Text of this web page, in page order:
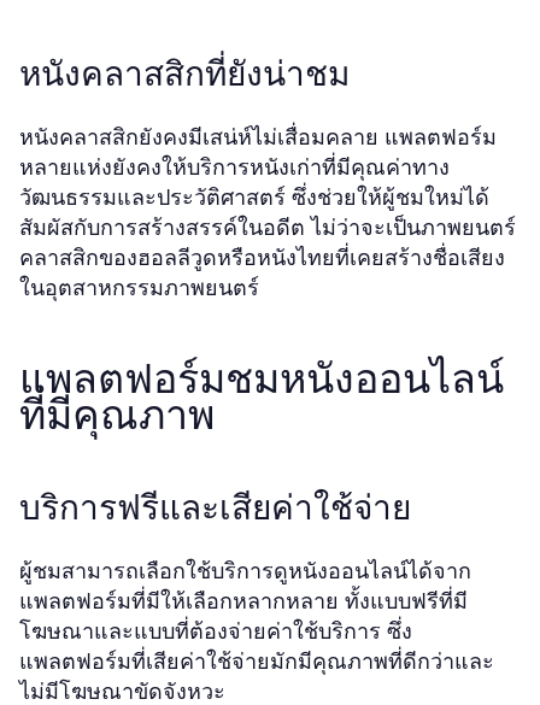
หนังคลาสสิกที่ยังน่าชม
หนังคลาสสิกยังคงมีเสน่ห์ไม่เสื่อมคลาย แพลตฟอร์ม
หลายแห่งยังคงให้บริการหนังเก่าที่มีคุณค่าทาง
วัฒนธรรมและประวัติศาสตร์ ซึ่งช่วยให้ผู้ชมใหม่ได้
สัมผัสกับการสร้างสรรค์ในอดีต ไม่ว่าจะเป็นภาพยนตร์
คลาสสิกของฮอลลีวูดหรือหนังไทยที่เคยสร้างชื่อเสียง
ในอุตสาหกรรมภาพยนตร์
แพลตฟอร์มชมหนังออนไลน์
ที่มีคุณภาพ
บริการฟรีและเสียค่าใช้จ่าย
ผู้ชมสามารถเลือกใช้บริการดูหนังออนไลน์ได้จาก
แพลตฟอร์มที่มีให้เลือกหลากหลาย ทั้งแบบฟรีที่มี
โฆษณาและแบบที่ต้องจ่ายค่าใช้บริการ ซึ่ง
แพลตฟอร์มที่เสียค่าใช้จ่ายมักมีคุณภาพที่ดีกว่าและ
ไม่มีโฆษณาขัดจังหวะ